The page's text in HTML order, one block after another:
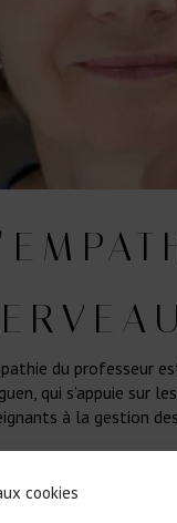
cookies
du professeur
qui s’appuie sur
à la gestion